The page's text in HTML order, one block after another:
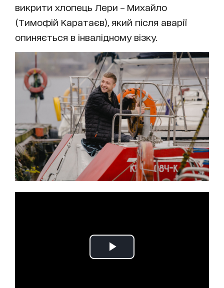
викрити хлопець Лери – Михайло
(Тимофій Каратаєв), який після аварії
опиняється в інвалідному візку.